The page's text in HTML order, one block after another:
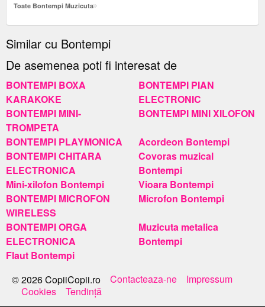
Toate Bontempi Muzicuta
Similar cu Bontempi
De asemenea poti fi interesat de
BONTEMPI BOXA
KARAKOKE
BONTEMPI PIAN
ELECTRONIC
BONTEMPI MINI-
TROMPETA
BONTEMPI MINI XILOFON
BONTEMPI PLAYMONICA
Acordeon Bontempi
BONTEMPI CHITARA
ELECTRONICA
Covoras muzical
Bontempi
Mini-xilofon Bontempi
Vioara Bontempi
BONTEMPI MICROFON
WIRELESS
Microfon Bontempi
BONTEMPI ORGA
ELECTRONICA
Muzicuta metalica
Bontempi
Flaut Bontempi
© 2026 CopiiCopii.ro
Contacteaza-ne
Impressum
Cookies
Tendinţă